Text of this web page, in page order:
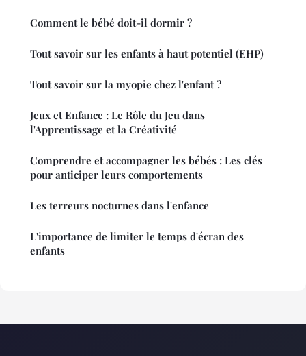
Comment le bébé doit-il dormir ?
Tout savoir sur les enfants à haut potentiel (EHP)
Tout savoir sur la myopie chez l'enfant ?
Jeux et Enfance : Le Rôle du Jeu dans
l'Apprentissage et la Créativité
Comprendre et accompagner les bébés : Les clés
pour anticiper leurs comportements
Les terreurs nocturnes dans l'enfance
L'importance de limiter le temps d'écran des
enfants